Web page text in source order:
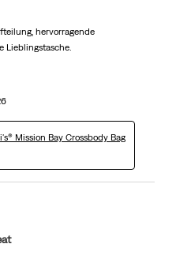
hervorragende
Lieblingstasche.
Mission Bay Crossbody Bag